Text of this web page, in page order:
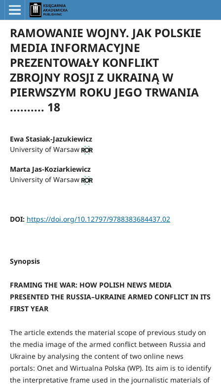
RAMOWANIE WOJNY. JAK POLSKIE
MEDIA INFORMACYJNE
PREZENTOWAŁY KONFLIKT
ZBROJNY ROSJI Z UKRAINĄ W
PIERWSZYM ROKU JEGO TRWANIA
.......... 18
Ewa Stasiak-Jazukiewicz
University of Warsaw
Marta Jas-Koziarkiewicz
University of Warsaw
DOI: https://doi.org/10.12797/9788383684437.02
Synopsis
FRAMING THE WAR: HOW POLISH NEWS MEDIA
PRESENTED THE RUSSIA–UKRAINE ARMED CONFLICT IN ITS
FIRST YEAR
The article extends the material scope of previous study on
the media image of the armed conflict between Russia and
Ukraine by analysing the content of two online news
portals: Onet and Wirtualna Polska (WP). Its aim is to identify
the interpretative frame used in the journalistic materials of